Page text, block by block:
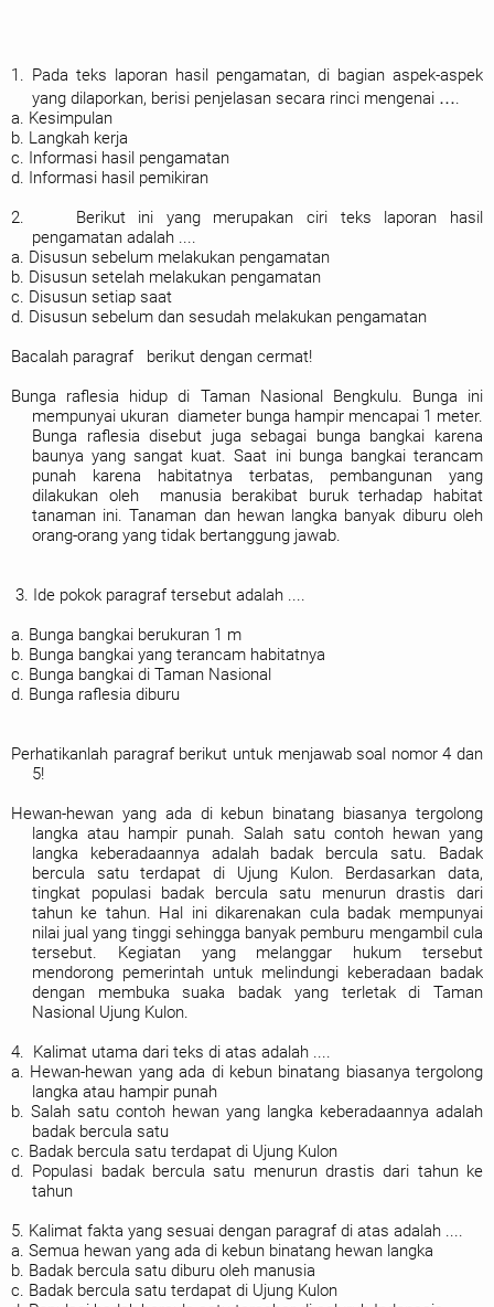
1. Pada teks laporan hasil pengamatan, di bagian aspek-aspek
yang dilaporkan, berisi penjelasan secara rinci mengenai ….
a. Kesimpulan
b. Langkah kerja
c. Informasi hasil pengamatan
d. Informasi hasil pemikiran
2. Berikut ini yang merupakan ciri teks laporan hasil
pengamatan adalah ....
a. Disusun sebelum melakukan pengamatan
b. Disusun setelah melakukan pengamatan
c. Disusun setiap saat
d. Disusun sebelum dan sesudah melakukan pengamatan
Bacalah paragraf berikut dengan cermat!
Bunga raflesia hidup di Taman Nasional Bengkulu. Bunga ini
mempunyai ukuran diameter bunga hampir mencapai 1 meter.
Bunga raflesia disebut juga sebagai bunga bangkai karena
baunya yang sangat kuat. Saat ini bunga bangkai terancam
punah karena habitatnya terbatas, pembangunan yang
dilakukan oleh manusia berakibat buruk terhadap habitat
tanaman ini. Tanaman dan hewan langka banyak diburu oleh
orang-orang yang tidak bertanggung jawab.
3. Ide pokok paragraf tersebut adalah ....
a. Bunga bangkai berukuran 1 m
b. Bunga bangkai yang terancam habitatnya
c. Bunga bangkai di Taman Nasional
d. Bunga raflesia diburu
Perhatikanlah paragraf berikut untuk menjawab soal nomor 4 dan
5!
Hewan-hewan yang ada di kebun binatang biasanya tergolong
langka atau hampir punah. Salah satu contoh hewan yang
langka keberadaannya adalah badak bercula satu. Badak
bercula satu terdapat di Ujung Kulon. Berdasarkan data,
tingkat populasi badak bercula satu menurun drastis dari
tahun ke tahun. Hal ini dikarenakan cula badak mempunyai
nilai jual yang tinggi sehingga banyak pemburu mengambil cula
tersebut. Kegiatan yang melanggar hukum tersebut
mendorong pemerintah untuk melindungi keberadaan badak
dengan membuka suaka badak yang terletak di Taman
Nasional Ujung Kulon.
4. Kalimat utama dari teks di atas adalah ....
a. Hewan-hewan yang ada di kebun binatang biasanya tergolong
langka atau hampir punah
b. Salah satu contoh hewan yang langka keberadaannya adalah
badak bercula satu
c. Badak bercula satu terdapat di Ujung Kulon
d. Populasi badak bercula satu menurun drastis dari tahun ke
tahun
5. Kalimat fakta yang sesuai dengan paragraf di atas adalah ....
a. Semua hewan yang ada di kebun binatang hewan langka
b. Badak bercula satu diburu oleh manusia
c. Badak bercula satu terdapat di Ujung Kulon